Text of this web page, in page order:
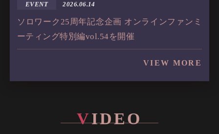
EVENT 2026.06.14
ソロワーク25周年記念企画 オンラインファンミ
ーティング特別編vol.54を開催
VIEW MORE
VIDEO